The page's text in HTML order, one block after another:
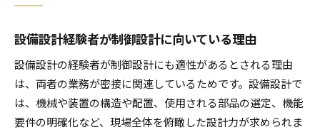
設備設計経験者が制御設計に向いている理由
設備設計の経験者が制御設計にも適性があるとされる理由
は、両者の業務が密接に関連しているためです。設備設計で
は、機械や装置の構造や配置、使用される部品の選定、機能
要件の明確化など、現場全体を俯瞰した設計力が求められま